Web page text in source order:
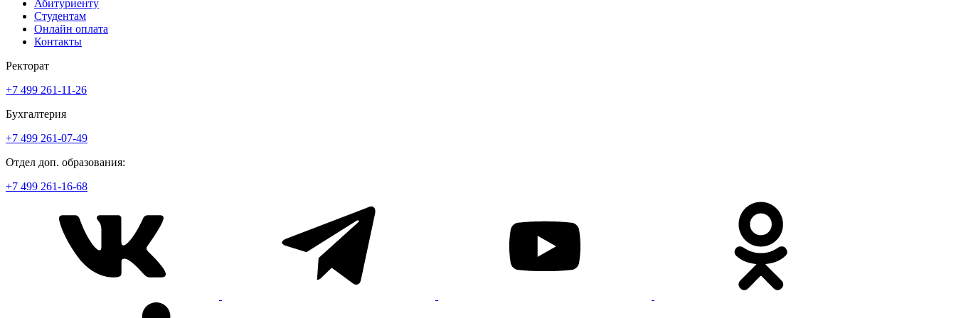
Абитуриенту
Студентам
Онлайн оплата
Контакты
Ректорат
+7 499 261-11-26
Бухгалтерия
+7 499 261-07-49
Отдел доп. образования:
+7 499 261-16-68